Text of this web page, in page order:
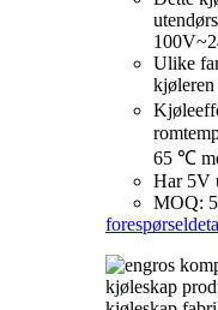
Ulike
kjøleren
65 ℃
Har 5V
MOQ:
forespørsel